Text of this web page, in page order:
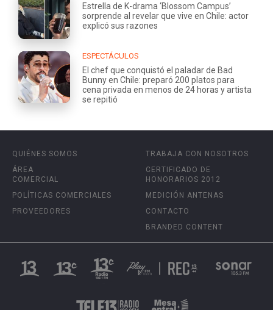
Estrella de K-drama ‘Blossom Campus’
sorprende al revelar que vive en Chile: actor
explicó sus razones
ESPECTÁCULOS
El chef que conquistó el paladar de Bad
Bunny en Chile: preparó 200 platos para
cena privada en menos de 24 horas y artista
se repitió
QUIÉNES SOMOS
ÁREA
COMERCIAL
POLÍTICAS COMERCIALES
PROVEEDORES
TRABAJA CON NOSOTROS
CERTIFICADO DE
HONORARIOS 2012
MEDICIÓN ANTENAS
CONTACTO
BRANDED CONTENT